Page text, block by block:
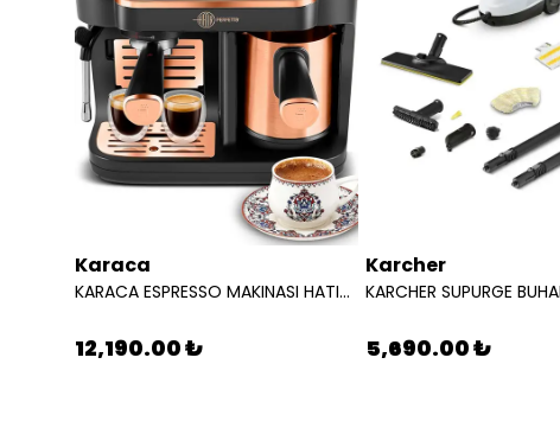
Karaca
KARACA ESPRESSO MAKINASI HATIR PERFETTO ESPRESSO T.K.M. COPPER 8683650465904
12,190.00 ₺
Karcher
5,690.00 ₺